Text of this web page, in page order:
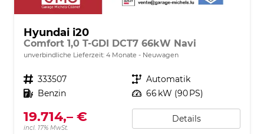
Hyundai i20
Comfort 1,0 T-GDI DCT7 66kW Navi
unverbindliche Lieferzeit: 4 Monate Neuwagen
Fahrzeugnr. 333507 Getriebe Automatik
Kraftstoff Benzin Leistung 66 kW (90 PS)
19.714,– €
incl. 17% MwSt.
Details